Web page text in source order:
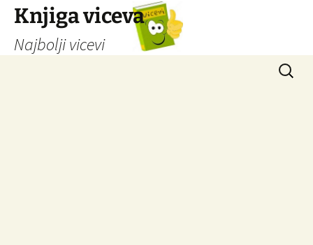
Knjiga viceva
Najbolji vicevi